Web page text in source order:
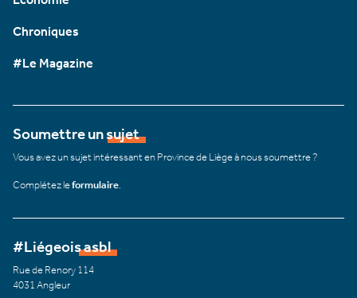
Chroniques
#Le Magazine
Soumettre un sujet
Vous avez un sujet intéressant en Province de Liège à nous soumettre ?
Complétez leformulaire
#Liégeois asbl
Rue de Renory 114
4031 Angleur